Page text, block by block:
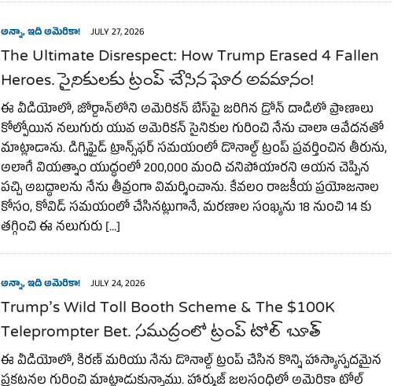
అన్నా, ఇది అమెరికా! JULY 27, 2026
The Ultimate Disrespect: How Trump Erased 4 Fallen
Heroes. సైనికులకు ట్రంప్ చేసిన ఘోర అవమానం!
ఈ వీడియోలో, జోర్డాన్‌లోని అమెరికన్ బేస్‌పై జరిగిన డ్రోన్ దాడిలో ప్రాణాలు
కోల్పోయిన నలుగురు యువ అమెరికన్ సైనికుల గురించి నేను చాలా ఆవేదనతో
మాట్లాడాను. డిగ్నిఫైడ్ ట్రాన్స్‌ఫర్ సమయంలో డొనాల్డ్ ట్రంప్ ప్రవర్తించిన తీరును,
అలాగే వియత్నాం యుద్ధంలో 200,000 మంది చనిపోయారని ఆయన చెప్పిన
పచ్చి అబద్ధాలను నేను తీవ్రంగా విమర్శించాను. కేవలం రాజకీయ ప్రయోజనాల
కోసం, కోవిడ్ సమయంలో చేసినట్లుగానే, మరణాల సంఖ్యను 18 నుంచి 14 కు
తగ్గించి ఈ నలుగురు […]
అన్నా, ఇది అమెరికా! JULY 24, 2026
Trump’s Wild Toll Booth Scheme & The $100K
Teleprompter Bet. సముద్రంలో ట్రంప్ టోల్ బూత్
ఈ వీడియోలో, కిరణ్ మరియు నేను డొనాల్డ్ ట్రంప్ చేసిన కొన్ని హాస్యాస్పదమైన
ప్రకటనల గురించి మాట్లాడుకున్నాము. హార్ముజ్ జలసంధిలో అమెరికా టోల్